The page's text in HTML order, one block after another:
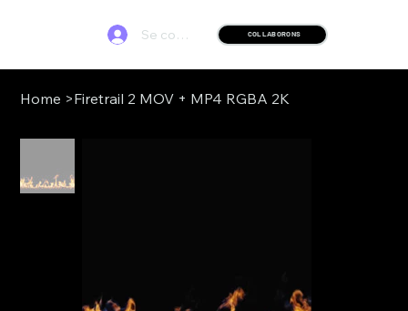
COLLABORONS
Se connecter
Home >Firetrail 2 MOV + MP4 RGBA 2K